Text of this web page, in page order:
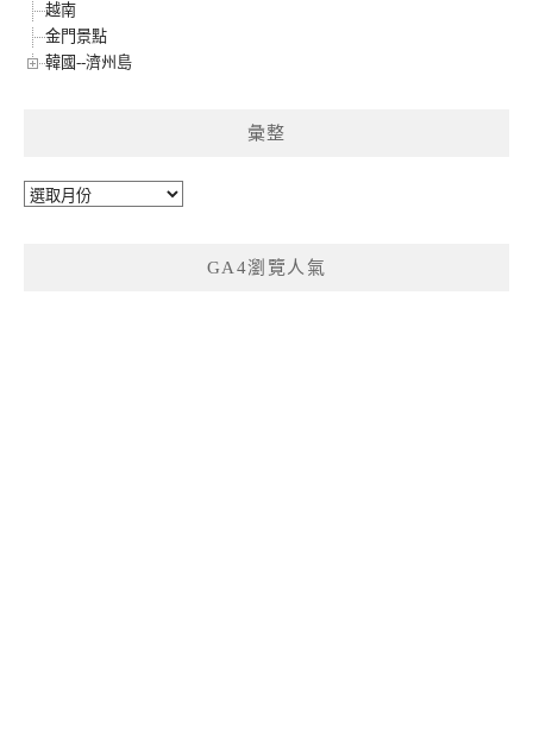
越南
金門景點
韓國--濟州島
彙整
彙
GA4瀏覽人氣